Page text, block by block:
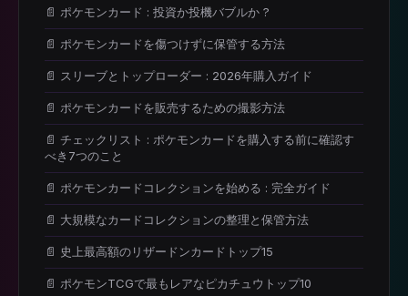
📄 ポケモンカード : 投資か投機バブルか ?
📄 ポケモンカードを傷つけずに保管する方法
📄 スリーブとトップローダー : 2026年購入ガイド
📄 ポケモンカードを販売するための撮影方法
📄 チェックリスト : ポケモンカードを購入する前に確認す
べき7つのこと
📄 ポケモンカードコレクションを始める : 完全ガイド
📄 大規模なカードコレクションの整理と保管方法
📄 史上最高額のリザードンカードトップ15
📄 ポケモンTCGで最もレアなピカチュウトップ10